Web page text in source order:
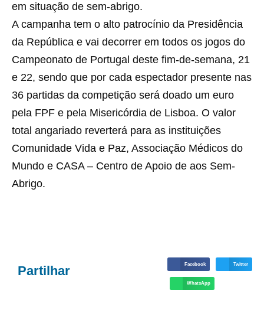
em situação de sem-abrigo.
A campanha tem o alto patrocínio da Presidência
da República e vai decorrer em todos os jogos do
Campeonato de Portugal deste fim-de-semana, 21
e 22, sendo que por cada espectador presente nas
36 partidas da competição será doado um euro
pela FPF e pela Misericórdia de Lisboa. O valor
total angariado reverterá para as instituições
Comunidade Vida e Paz, Associação Médicos do
Mundo e CASA – Centro de Apoio de aos Sem-
Abrigo.
Partilhar Facebook Twitter
WhatsApp